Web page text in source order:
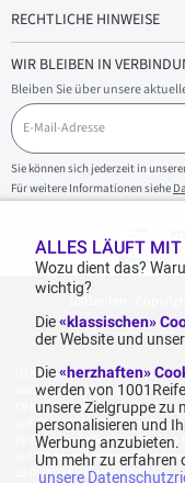
RECHTLICHE HINWEISE
WIR BLEIBEN IN
Bleiben Sie über unsere
E
-
M
a
i
l
Sie können sich jederzeit in
Für weitere Informationen siehe
100 %
1001reifen -
Kostenlose Lieferung: für
MwSt.) (unter 70€ betragen die
Katalogpreise des
auf dieser Webseite
Aggregierte Bewertungen von
auf 939 Bewertungen in den
15.06.2022 für Deutschland.
ALLES LÄUFT MIT
Wozu dient das?
wichtig?
Die«klassischen»
der Website und
Die«herzhaften»
werden von
unsere Zielgruppe zu
personalisieren und
Werbung anzubieten.
Um mehr zu erfahren
unsere